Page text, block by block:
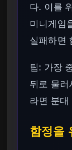
다. 이를
미니게임
실패하면
팁: 가장
뒤로 물러
라면 분대
함정을